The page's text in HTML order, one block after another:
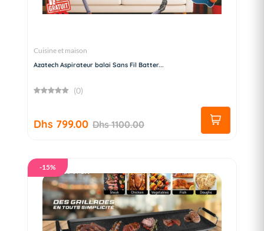
Cuisine et maison
Azatech Aspirateur balai Sans Fil Batter...
(0)
Dhs 799.00 Dhs 1100.00
-15%